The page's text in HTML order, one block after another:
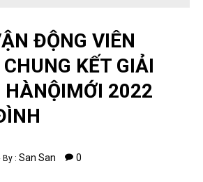
KẾT GIẢI
HÀNỘIMỚI 2022
By :San San 0